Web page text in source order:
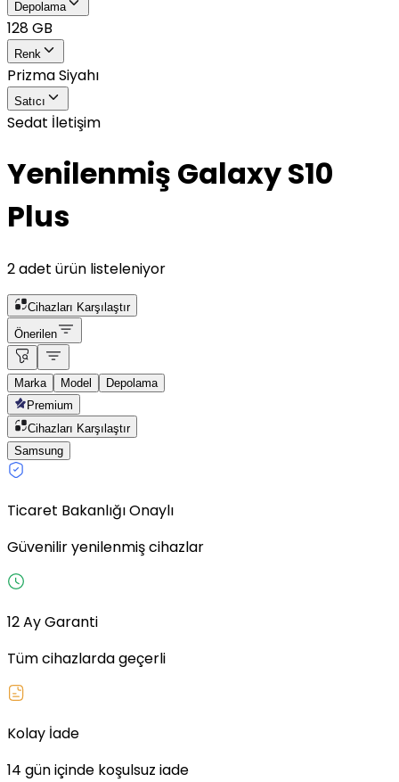
Depolama
128 GB
Renk
Prizma Siyahı
Satıcı
Sedat İletişim
Yenilenmiş Galaxy S10
Plus
2 adet ürün listeleniyor
Cihazları Karşılaştır
Önerilen
Marka Model
Depolama
Premium
Cihazları Karşılaştır
Samsung
Ticaret Bakanlığı Onaylı
Güvenilir yenilenmiş cihazlar
12 Ay Garanti
Tüm cihazlarda geçerli
Kolay İade
14 gün içinde koşulsuz iade